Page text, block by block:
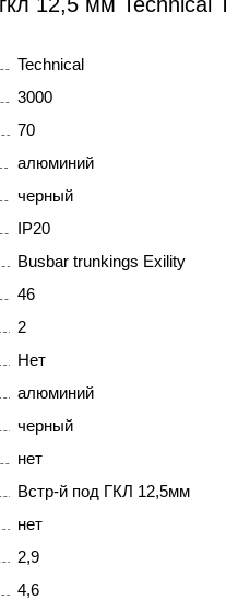
Technical
3000
70
алюминий
черный
IP20
Busbar trunkings Exility
46
2
Нет
алюминий
черный
нет
Встр-й под ГКЛ 12,5мм
нет
2,9
4,6